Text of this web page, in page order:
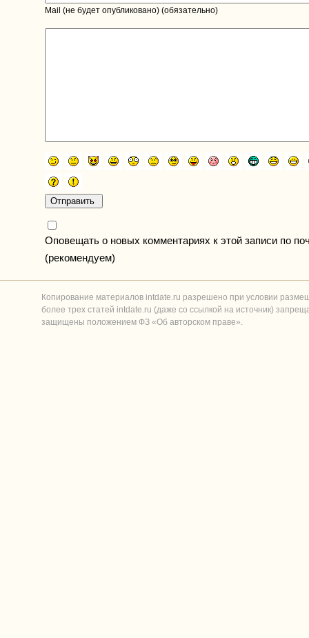
Mail (не будет опубликовано) (обязательно)
Оповещать о новых комментариях к этой записи по
(рекомендуем)
Копирование материалов intdate.ru разрешено при условии
более трех статей intdate.ru (даже со ссылкой на источник)
защищены положением ФЗ «Об авторском праве».